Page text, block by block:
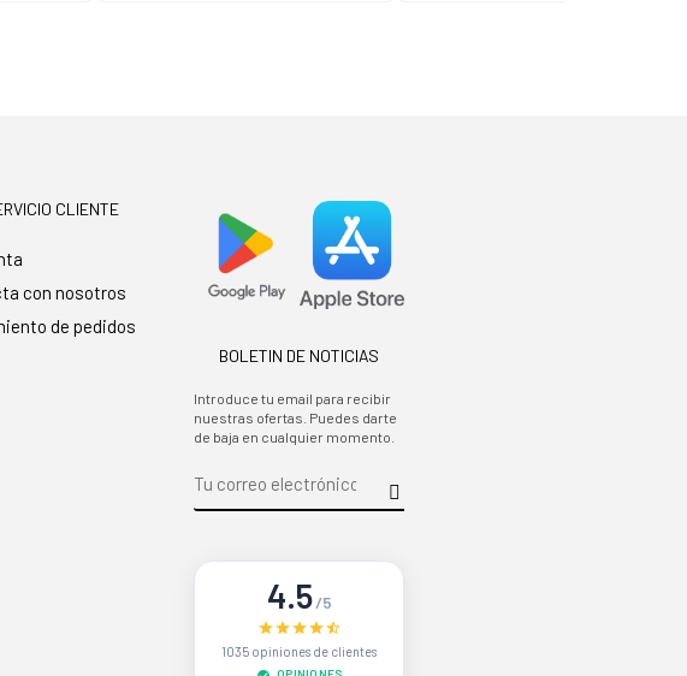
CLIENTE
con nosotros
de pedidos
BOLETIN DE NOTICIAS
Introduce tu email para recibir
nuestras ofertas. Puedes darte
de baja en cualquier momento.
4.5/5
1035 opiniones de clientes